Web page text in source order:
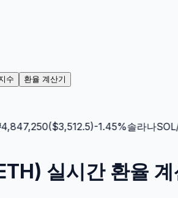
수 환율 계산기
($3,512.5)-1.45%솔라나SOL/
실시간 환율 계